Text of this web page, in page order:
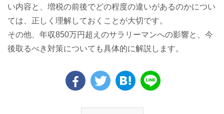
い内容と、増税の前後でどの程度の違いがあるのかについ
ては、正しく理解しておくことが大切です。
その他、年収850万円超えのサラリーマンへの影響と、今
後取るべき対策についても具体的に解説します。